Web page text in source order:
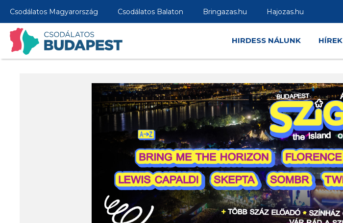
Csodálatos Magyarország Csodálatos Balaton Bringazas.hu Hajozas.hu
HIRDESS NÁLUNK HÍREK